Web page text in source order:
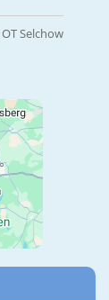
Selchow